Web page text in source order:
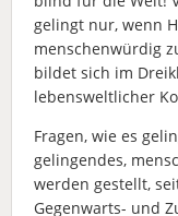
gelingt nur, wenn
menschenwürdig
bildet sich im
lebensweltlicher
Fragen, wie es
gelingendes,
werden gestellt,
Gegenwarts- und